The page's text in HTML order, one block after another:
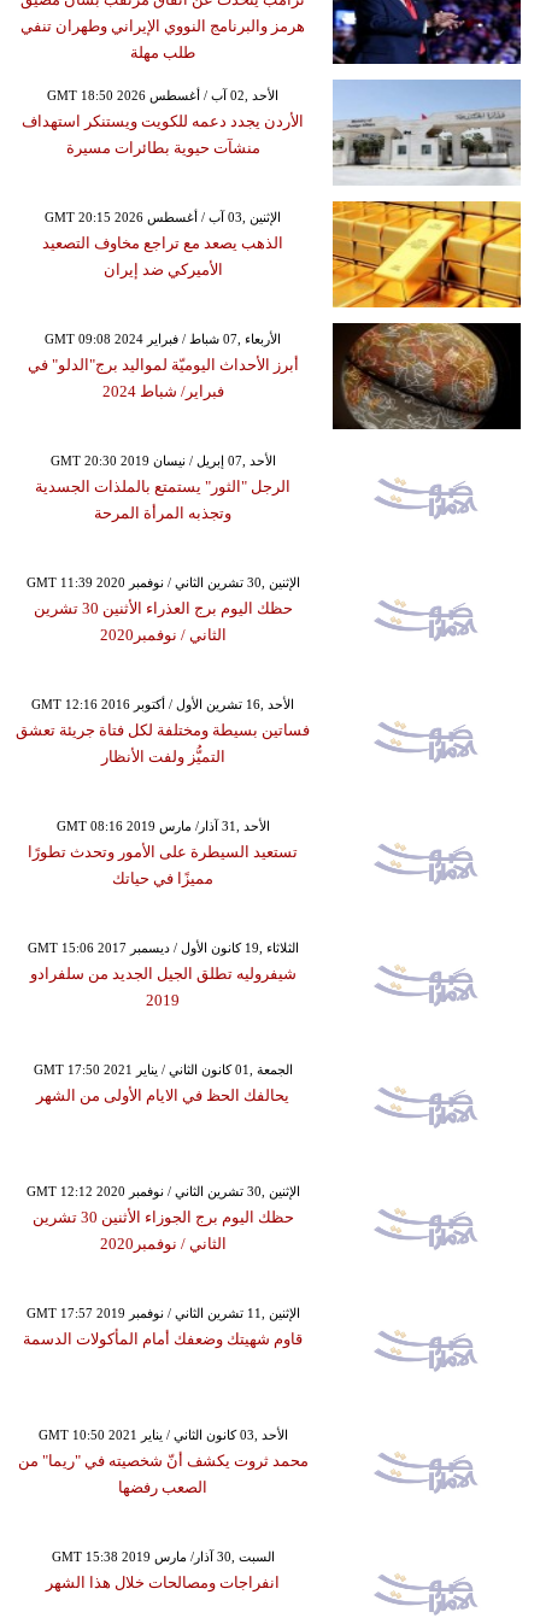
هرمز والبرنامج النووي الإيراني وطهران تنفي
طلب مهلة
GMT 18:50 2026 الأحد ,02 آب / أغسطس
الأردن يجدد دعمه للكويت ويستنكر استهداف
منشآت حيوية بطائرات مسيرة
GMT 20:15 2026 الإثنين ,03 آب / أغسطس
الذهب يصعد مع تراجع مخاوف التصعيد
الأميركي ضد إيران
GMT 09:08 2024 الأربعاء ,07 شباط / فبراير
أبرز الأحداث اليوميّة لمواليد برج"الدلو" في
فبراير/ شباط 2024
GMT 20:30 2019 الأحد ,07 إبريل / نيسان
الرجل "الثور" يستمتع بالملذات الجسدية
وتجذبه المرأة المرحة
GMT 11:39 2020 الإثنين ,30 تشرين الثاني / نوفمبر
حظك اليوم برج العذراء الأثنين 30 تشرين
الثاني / نوفمبر2020
GMT 12:16 2016 الأحد ,16 تشرين الأول / أكتوبر
فساتين بسيطة ومختلفة لكل فتاة جريئة تعشق
التميُّز ولفت الأنظار
GMT 08:16 2019 الأحد ,31 آذار/ مارس
تستعيد السيطرة على الأمور وتحدث تطورًا
مميزًا في حياتك
GMT 15:06 2017 الثلاثاء ,19 كانون الأول / ديسمبر
شيفروليه تطلق الجيل الجديد من سلفرادو
2019
GMT 17:50 2021 الجمعة ,01 كانون الثاني / يناير
يحالفك الحظ في الايام الأولى من الشهر
GMT 12:12 2020 الإثنين ,30 تشرين الثاني / نوفمبر
حظك اليوم برج الجوزاء الأثنين 30 تشرين
الثاني / نوفمبر2020
GMT 17:57 2019 الإثنين ,11 تشرين الثاني / نوفمبر
قاوم شهيتك وضعفك أمام المأكولات الدسمة
GMT 10:50 2021 الأحد ,03 كانون الثاني / يناير
محمد ثروت يكشف أنّ شخصيته في "ريما" من
الصعب رفضها
GMT 15:38 2019 السبت ,30 آذار/ مارس
انفراجات ومصالحات خلال هذا الشهر